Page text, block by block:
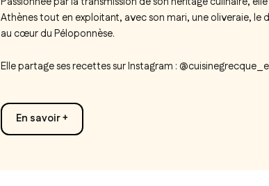
Athènes tout en exploitant, avec son mari, une oliveraie, le
au cœur du Péloponnèse.
Elle partage ses recettes sur Instagram :
En savoir +